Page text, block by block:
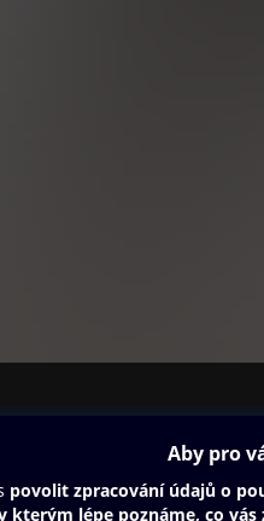
Dárkový poukaz